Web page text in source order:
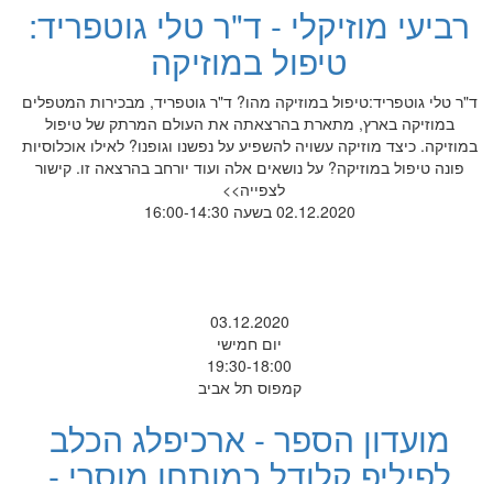
רביעי מוזיקלי - ד"ר טלי גוטפריד:
טיפול במוזיקה
ד"ר טלי גוטפריד:טיפול במוזיקה מהו? ד"ר גוטפריד, מבכירות המטפלים
במוזיקה בארץ, מתארת בהרצאתה את העולם המרתק של טיפול
במוזיקה. כיצד מוזיקה עשויה להשפיע על נפשנו וגופנו? לאילו אוכלוסיות
פונה טיפול במוזיקה? על נושאים אלה ועוד יורחב בהרצאה זו. קישור
לצפייה>>
02.12.2020 בשעה 16:00-14:30
03.12.2020
יום חמישי
19:30-18:00
קמפוס תל אביב
מועדון הספר - ארכיפלג הכלב